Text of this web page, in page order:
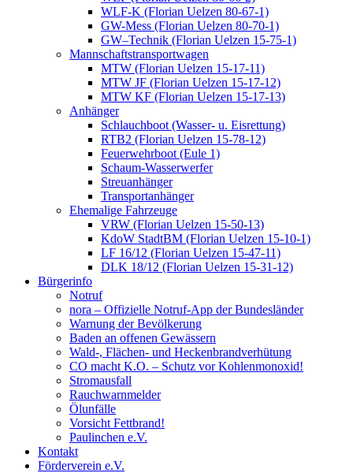
WLF-K (Florian Uelzen 80-67-1)
GW-Mess (Florian Uelzen 80-70-1)
GW–Technik (Florian Uelzen 15-75-1)
Mannschaftstransportwagen
MTW (Florian Uelzen 15-17-11)
MTW JF (Florian Uelzen 15-17-12)
MTW KF (Florian Uelzen 15-17-13)
Anhänger
Schlauchboot (Wasser- u. Eisrettung)
RTB2 (Florian Uelzen 15-78-12)
Feuerwehrboot (Eule 1)
Schaum-Wasserwerfer
Streuanhänger
Transportanhänger
Ehemalige Fahrzeuge
VRW (Florian Uelzen 15-50-13)
KdoW StadtBM (Florian Uelzen 15-10-1)
LF 16/12 (Florian Uelzen 15-47-11)
DLK 18/12 (Florian Uelzen 15-31-12)
Bürgerinfo
Notruf
nora – Offizielle Notruf-App der Bundesländer
Warnung der Bevölkerung
Baden an offenen Gewässern
Wald-, Flächen- und Heckenbrandverhütung
CO macht K.O. – Schutz vor Kohlenmonoxid!
Stromausfall
Rauchwarnmelder
Ölunfälle
Vorsicht Fettbrand!
Paulinchen e.V.
Kontakt
Förderverein e.V.